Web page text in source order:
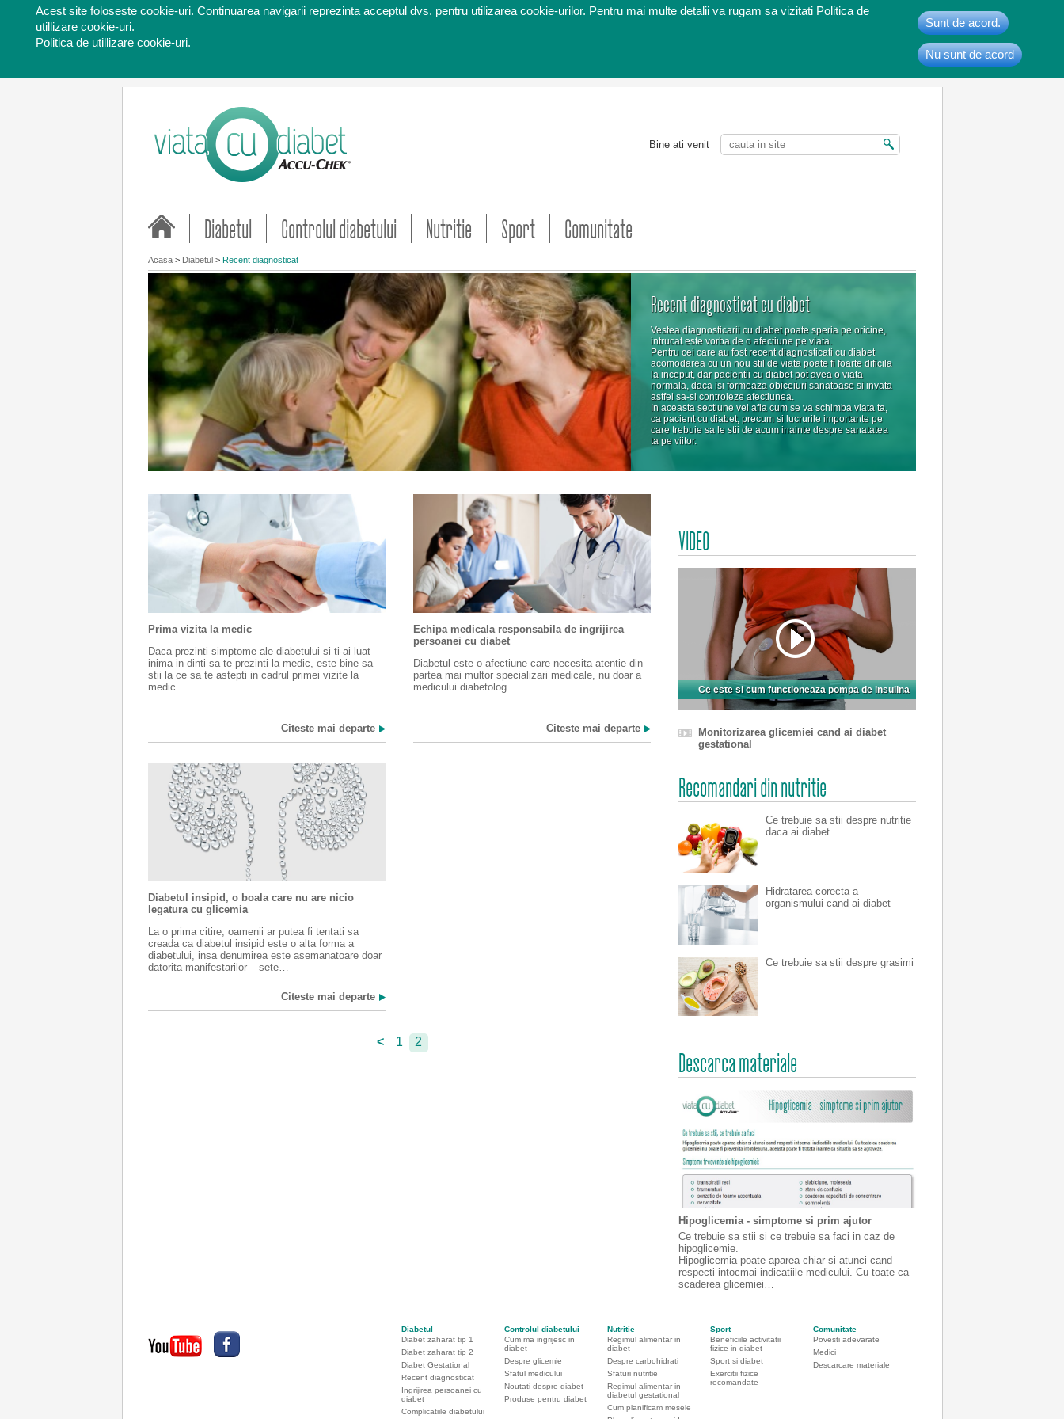
Acest site foloseste cookie-uri. Continuarea navigarii reprezinta acceptul dvs. pentru utilizarea cookie-urilor. Pentru mai multe detalii va rugam sa vizitati Politica de
utillizare cookie-uri.
Politica de utillizare cookie-uri.
Sunt de acord.
Nu sunt de acord
Bine ati venit
Diabetul Controlul diabetului Nutritie Sport Comunitate
Acasa > Diabetul > Recent diagnosticat
Recent diagnosticat cu diabet
Vestea diagnosticarii cu diabet poate speria pe oricine,
intrucat este vorba de o afectiune pe viata.
Pentru cei care au fost recent diagnosticati cu diabet
acomodarea cu un nou stil de viata poate fi foarte dificila
la inceput, dar pacientii cu diabet pot avea o viata
normala, daca isi formeaza obiceiuri sanatoase si invata
astfel sa-si controleze afectiunea.
In aceasta sectiune vei afla cum se va schimba viata ta,
ca pacient cu diabet, precum si lucrurile importante pe
care trebuie sa le stii de acum inainte despre sanatatea
ta pe viitor.
Prima vizita la medic
Daca prezinti simptome ale diabetului si ti-ai luat
inima in dinti sa te prezinti la medic, este bine sa
stii la ce sa te astepti in cadrul primei vizite la
medic.
Citeste mai departe
Echipa medicala responsabila de ingrijirea
persoanei cu diabet
Diabetul este o afectiune care necesita atentie din
partea mai multor specializari medicale, nu doar a
medicului diabetolog.
Citeste mai departe
Diabetul insipid, o boala care nu are nicio
legatura cu glicemia
La o prima citire, oamenii ar putea fi tentati sa
creada ca diabetul insipid este o alta forma a
diabetului, insa denumirea este asemanatoare doar
datorita manifestarilor – sete…
Citeste mai departe
< 1 2
VIDEO
Ce este si cum functioneaza pompa de insulina
Monitorizarea glicemiei cand ai diabet
gestational
Recomandari din nutritie
Ce trebuie sa stii despre nutritie
daca ai diabet
Hidratarea corecta a
organismului cand ai diabet
Ce trebuie sa stii despre grasimi
Descarca materiale
Hipoglicemia - simptome si prim ajutor
Ce trebuie sa stii si ce trebuie sa faci in caz de
hipoglicemie.
Hipoglicemia poate aparea chiar si atunci cand
respecti intocmai indicatiile medicului. Cu toate ca
scaderea glicemiei…
Diabetul
Diabet zaharat tip 1
Diabet zaharat tip 2
Diabet Gestational
Recent diagnosticat
Ingrijirea persoanei cu
diabet
Complicatiile diabetului
Controlul diabetului
Cum ma ingrijesc in
diabet
Despre glicemie
Sfatul medicului
Noutati despre diabet
Produse pentru diabet
Nutritie
Regimul alimentar in
diabet
Despre carbohidrati
Sfaturi nutritie
Regimul alimentar in
diabetul gestational
Cum planificam mesele
Sport
Beneficiile activitatii
fizice in diabet
Sport si diabet
Exercitii fizice
recomandate
Comunitate
Povesti adevarate
Medici
Descarcare materiale